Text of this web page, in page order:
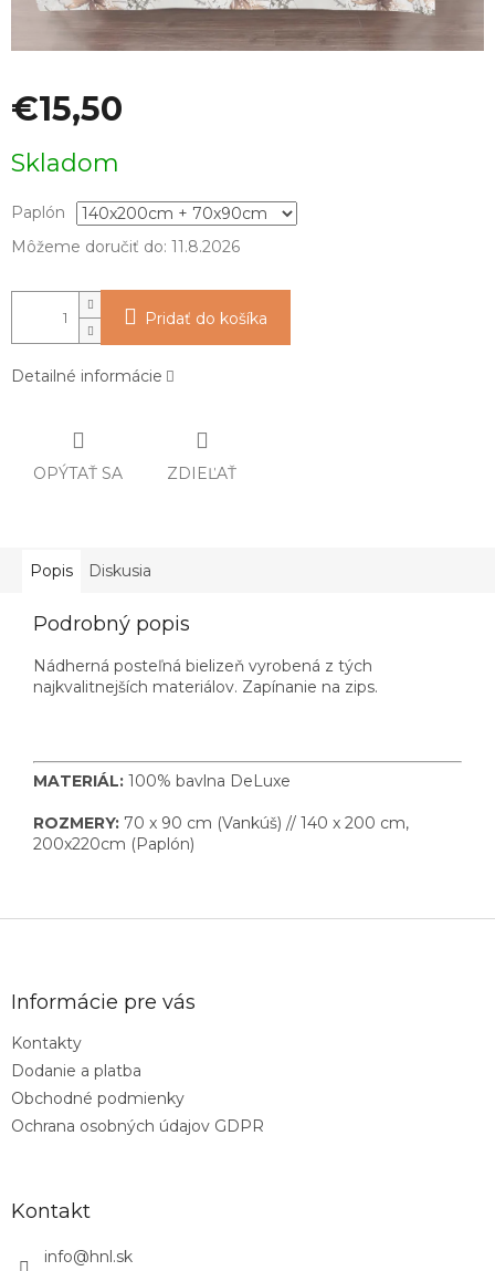
€15,50
cena:
Skladom
Paplón
Môžeme doručiť do: 11.8.2026
Pridať do košíka
Detailné informácie
OPÝTAŤ SA ZDIEĽAŤ
Popis Diskusia
Podrobný popis
Nádherná posteľná bielizeň vyrobená z tých
najkvalitnejších materiálov. Zapínanie na zips.
MATERIÁL: 100% bavlna DeLuxe
ROZMERY: 70 x 90 cm (Vankúš) // 140 x 200 cm,
200x220cm (Paplón)
Informácie pre vás
Kontakty
Dodanie a platba
Obchodné podmienky
Ochrana osobných údajov GDPR
Kontakt
info@hnl.sk